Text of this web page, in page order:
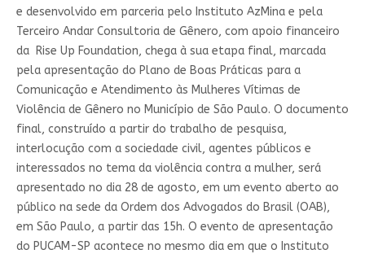
e desenvolvido em parceria pelo Instituto AzMina e pela
Terceiro Andar Consultoria de Gênero, com apoio financeiro
da Rise Up Foundation, chega à sua etapa final, marcada
pela apresentação do Plano de Boas Práticas para a
Comunicação e Atendimento às Mulheres Vítimas de
Violência de Gênero no Município de São Paulo. O documento
final, construído a partir do trabalho de pesquisa,
interlocução com a sociedade civil, agentes públicos e
interessados no tema da violência contra a mulher, será
apresentado no dia 28 de agosto, em um evento aberto ao
público na sede da Ordem dos Advogados do Brasil (OAB),
em São Paulo, a partir das 15h. O evento de apresentação
do PUCAM-SP acontece no mesmo dia em que o Instituto